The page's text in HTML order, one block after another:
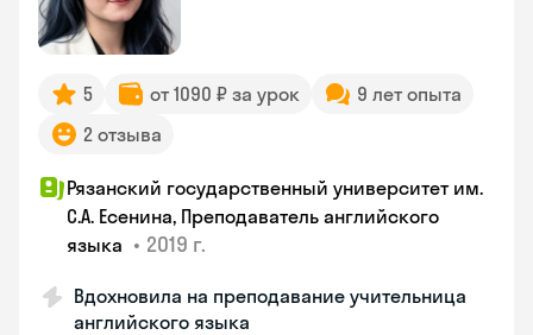
5 от 1090 ₽ за урок
9 лет опыта
2 отзыва
Рязанский государственный университет им.
С.А. Есенина, Преподаватель английского
языка • 2019 г.
Вдохновила на преподавание учительница
английского языка